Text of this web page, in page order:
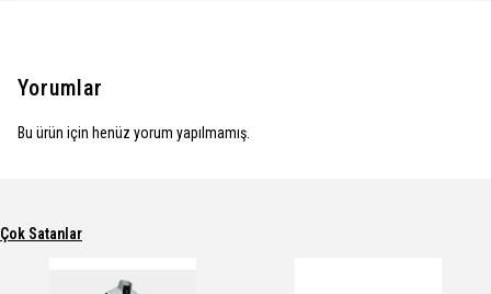
Yorumlar
Bu ürün için henüz yorum yapılmamış.
Çok Satanlar